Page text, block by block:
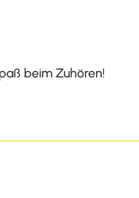
beim Zuhören!